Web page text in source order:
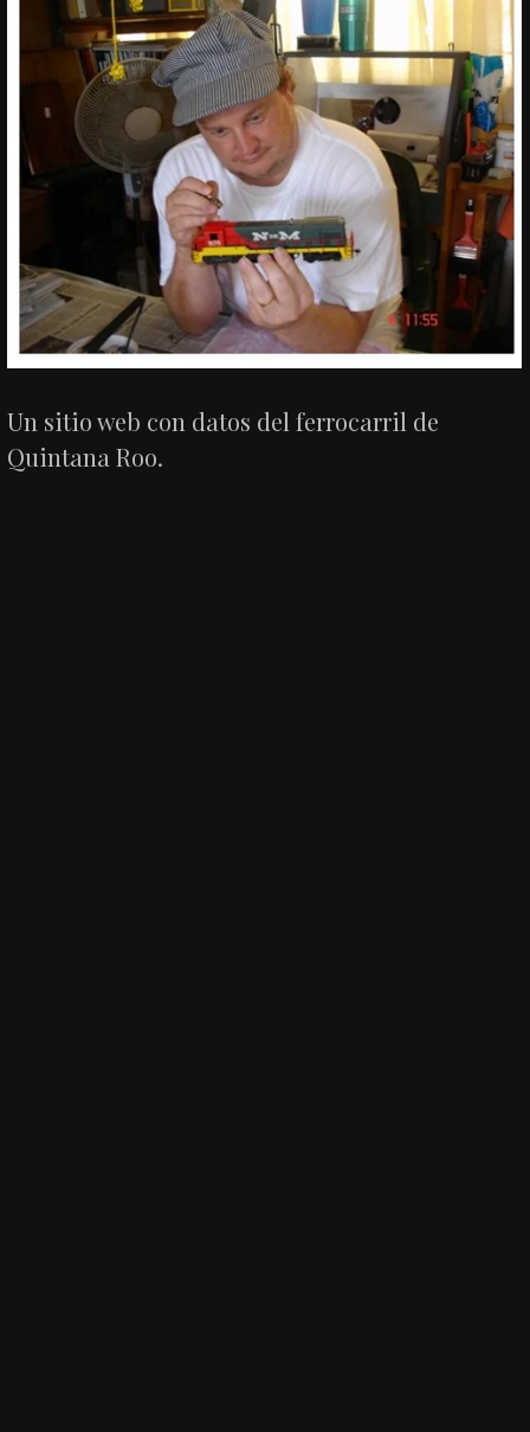
Un sitio web con datos del ferrocarril de
Quintana Roo.